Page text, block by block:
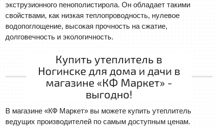
экструзионного пенополистирола. Он обладает такими
свойствами, как низкая теплопроводность, нулевое
водопоглощение, высокая прочность на сжатие,
долговечность и экологичность.
Купить утеплитель в
Ногинске для дома и дачи в
магазине «КФ Маркет» -
выгодно!
В магазине «КФ Маркет» вы можете купить утеплитель
ведущих производителей по самым доступным ценам.